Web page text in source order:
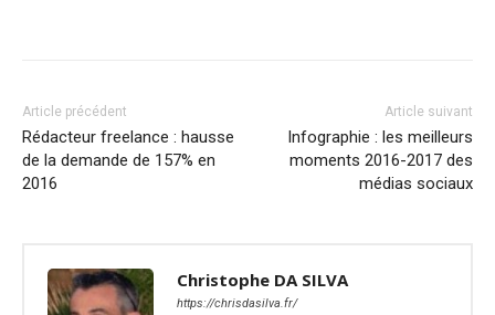
Article précédent
Rédacteur freelance : hausse
de la demande de 157% en
2016
Article suivant
Infographie : les meilleurs
moments 2016-2017 des
médias sociaux
Christophe DA SILVA
https://chrisdasilva.fr/